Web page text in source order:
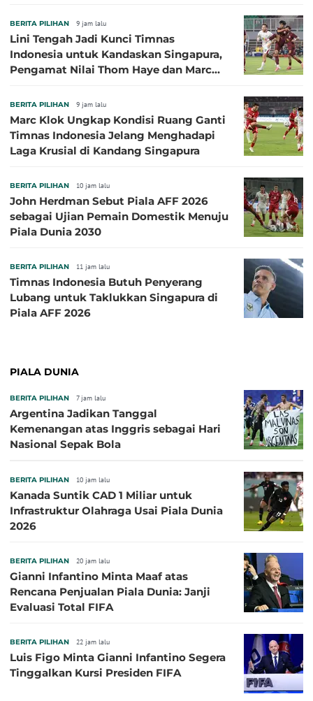
BERITA PILIHAN 9 jam lalu
Lini Tengah Jadi Kunci Timnas
Indonesia untuk Kandaskan Singapura,
Pengamat Nilai Thom Haye dan Marc
BERITA PILIHAN 9 jam lalu
Marc Klok Ungkap Kondisi Ruang Ganti
Timnas Indonesia Jelang Menghadapi
Laga Krusial di Kandang Singapura
BERITA PILIHAN 10 jam lalu
John Herdman Sebut Piala AFF 2026
sebagai Ujian Pemain Domestik Menuju
Piala Dunia 2030
BERITA PILIHAN 11 jam lalu
Timnas Indonesia Butuh Penyerang
Lubang untuk Taklukkan Singapura di
Piala AFF 2026
PIALA DUNIA
BERITA PILIHAN 7 jam lalu
Argentina Jadikan Tanggal
Kemenangan atas Inggris sebagai Hari
Nasional Sepak Bola
BERITA PILIHAN 10 jam lalu
Kanada Suntik CAD 1 Miliar untuk
Infrastruktur Olahraga Usai Piala Dunia
2026
BERITA PILIHAN 20 jam lalu
Gianni Infantino Minta Maaf atas
Rencana Penjualan Piala Dunia: Janji
Evaluasi Total FIFA
BERITA PILIHAN 22 jam lalu
Luis Figo Minta Gianni Infantino Segera
Tinggalkan Kursi Presiden FIFA